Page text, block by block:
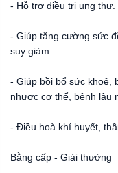
- Hỗ trợ điều trị ung thư.
- Giúp tăng cường sức
suy giảm.
- Giúp bồi bổ sức khoẻ,
nhược cơ thể, bệnh lâu
- Điều hoà khí huyết,
Bằng cấp - Giải thưởng